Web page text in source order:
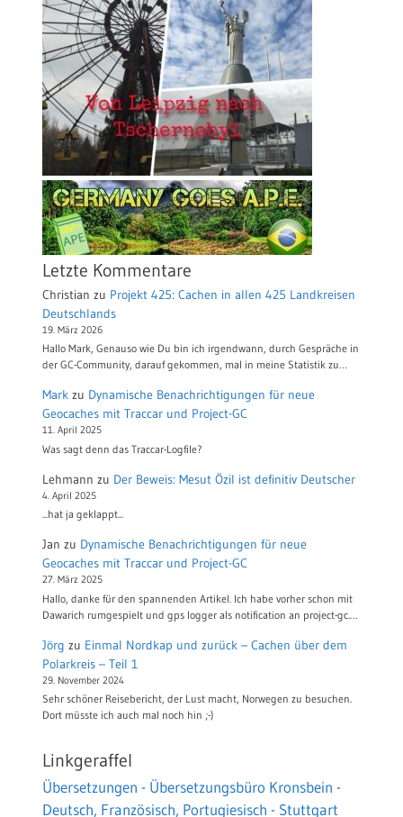
Letzte Kommentare
Christian zu Projekt 425: Cachen in allen 425 Landkreisen
Deutschlands
19. März 2026
Hallo Mark, Genauso wie Du bin ich irgendwann, durch Gespräche in
der GC-Community, darauf gekommen, mal in meine Statistik zu…
Mark zu Dynamische Benachrichtigungen für neue
Geocaches mit Traccar und Project-GC
11. April 2025
Was sagt denn das Traccar-Logfile?
Lehmann zu Der Beweis: Mesut Özil ist definitiv Deutscher
4. April 2025
...hat ja geklappt...
Jan zu Dynamische Benachrichtigungen für neue
Geocaches mit Traccar und Project-GC
27. März 2025
Hallo, danke für den spannenden Artikel. Ich habe vorher schon mit
Dawarich rumgespielt und gps logger als notification an project-gc.…
Jörg zu Einmal Nordkap und zurück – Cachen über dem
Polarkreis – Teil 1
29. November 2024
Sehr schöner Reisebericht, der Lust macht, Norwegen zu besuchen.
Dort müsste ich auch mal noch hin ;-)
Linkgeraffel
Übersetzungen - Übersetzungsbüro Kronsbein -
Deutsch, Französisch, Portugiesisch - Stuttgart